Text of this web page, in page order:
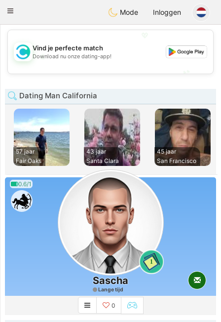
olombiaCitas
Toggle
Mode Inloggen
💖
💕
Vind je perfecte match
Download nu onze dating-app!
Dating Man California
57 jaar
Fair Oaks
43 jaar
Santa Clara
45 jaar
San Francisco
0.6/1
1
Sascha
Lange tijd
0